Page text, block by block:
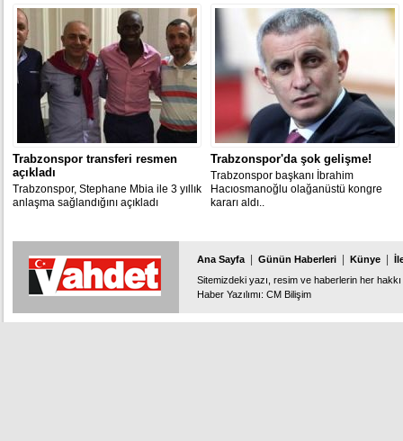
etti.
Trabzonspor transferi resmen
açıkladı
Trabzonspor, Stephane Mbia ile 3 yıllık
anlaşma sağlandığını açıkladı
Trabzonspor'da şok gelişme!
Trabzonspor başkanı İbrahim
Hacıosmanoğlu olağanüstü kongre
kararı aldı..
Ana Sayfa Günün Haberleri Künye
Sitemizdeki yazı, resim ve haberlerin her
Haber Yazılımı: CM Bilişim